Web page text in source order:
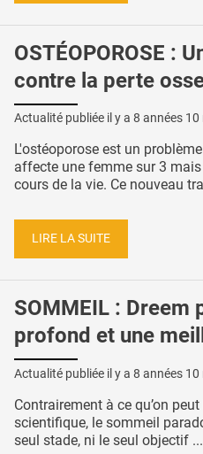
OSTÉOPOROSE :
contre la perte
Actualité publiée il y a 8 années 10
L'ostéoporose est un
affecte une femme sur 3
cours de la vie. Ce nouveau
LIRE LA SUITE
SOMMEIL : Dreem
profond et une
Actualité publiée il y a 8 années 10
Contrairement à ce qu’on
scientifique, le sommeil
seul stade, ni le seul objectif ...